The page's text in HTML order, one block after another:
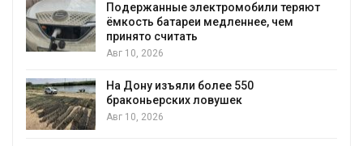
Подержанные электромобили теряют
ёмкость батареи медленнее, чем
принято считать
Авг 10, 2026
На Дону изъяли более 550
браконьерских ловушек
Авг 10, 2026